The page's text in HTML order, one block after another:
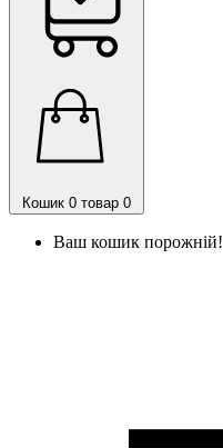
Кошик 0 товар 0
Ваш кошик порожній!